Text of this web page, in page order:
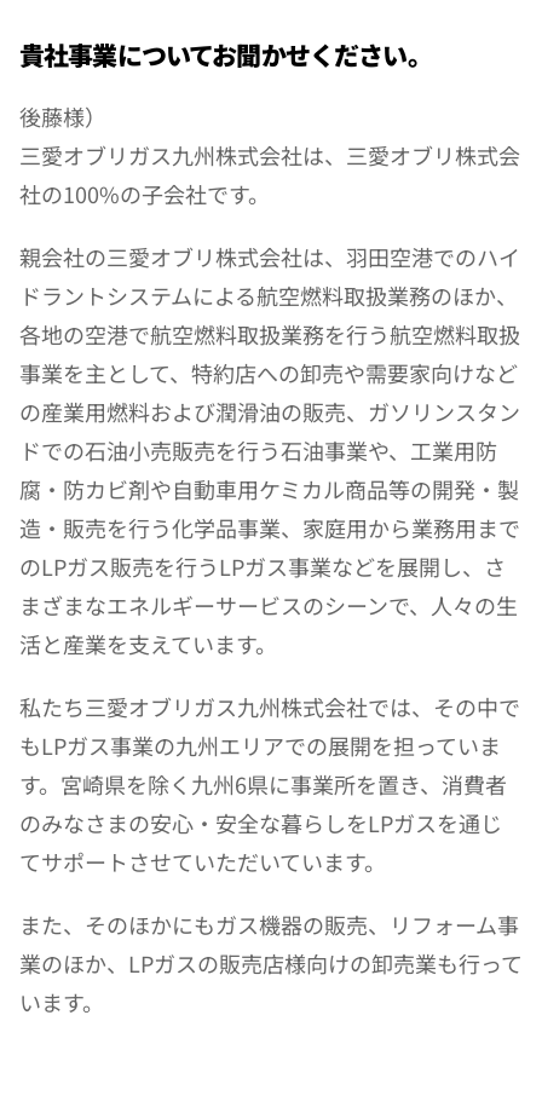
貴社事業についてお聞かせください。
後藤様）
三愛オブリガス九州株式会社は、三愛オブリ株式会
社の100%の子会社です。
親会社の三愛オブリ株式会社は、羽田空港でのハイ
ドラントシステムによる航空燃料取扱業務のほか、
各地の空港で航空燃料取扱業務を行う航空燃料取扱
事業を主として、特約店への卸売や需要家向けなど
の産業用燃料および潤滑油の販売、ガソリンスタン
ドでの石油小売販売を行う石油事業や、工業用防
腐・防カビ剤や自動車用ケミカル商品等の開発・製
造・販売を行う化学品事業、家庭用から業務用まで
のLPガス販売を行うLPガス事業などを展開し、さ
まざまなエネルギーサービスのシーンで、人々の生
活と産業を支えています。
私たち三愛オブリガス九州株式会社では、その中で
もLPガス事業の九州エリアでの展開を担っていま
す。宮崎県を除く九州6県に事業所を置き、消費者
のみなさまの安心・安全な暮らしをLPガスを通じ
てサポートさせていただいています。
また、そのほかにもガス機器の販売、リフォーム事
業のほか、LPガスの販売店様向けの卸売業も行って
います。